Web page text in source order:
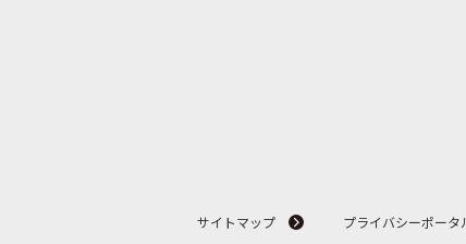
サイトマップ プライバシーポータ